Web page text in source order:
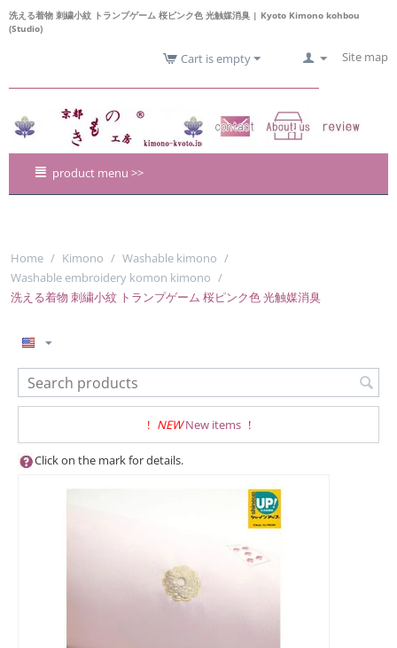
洗える着物 刺繍小紋 トランプゲーム 桜ピンク色 光触媒消臭 | Kyoto Kimono kohbou
(Studio)
Site map
Cart is empty
product menu >>
Home / Kimono / Washable kimono /
Washable embroidery komon kimono /
洗える着物 刺繍小紋 トランプゲーム 桜ピンク色 光触媒消臭
! NEW New items !
Click on the mark for details.